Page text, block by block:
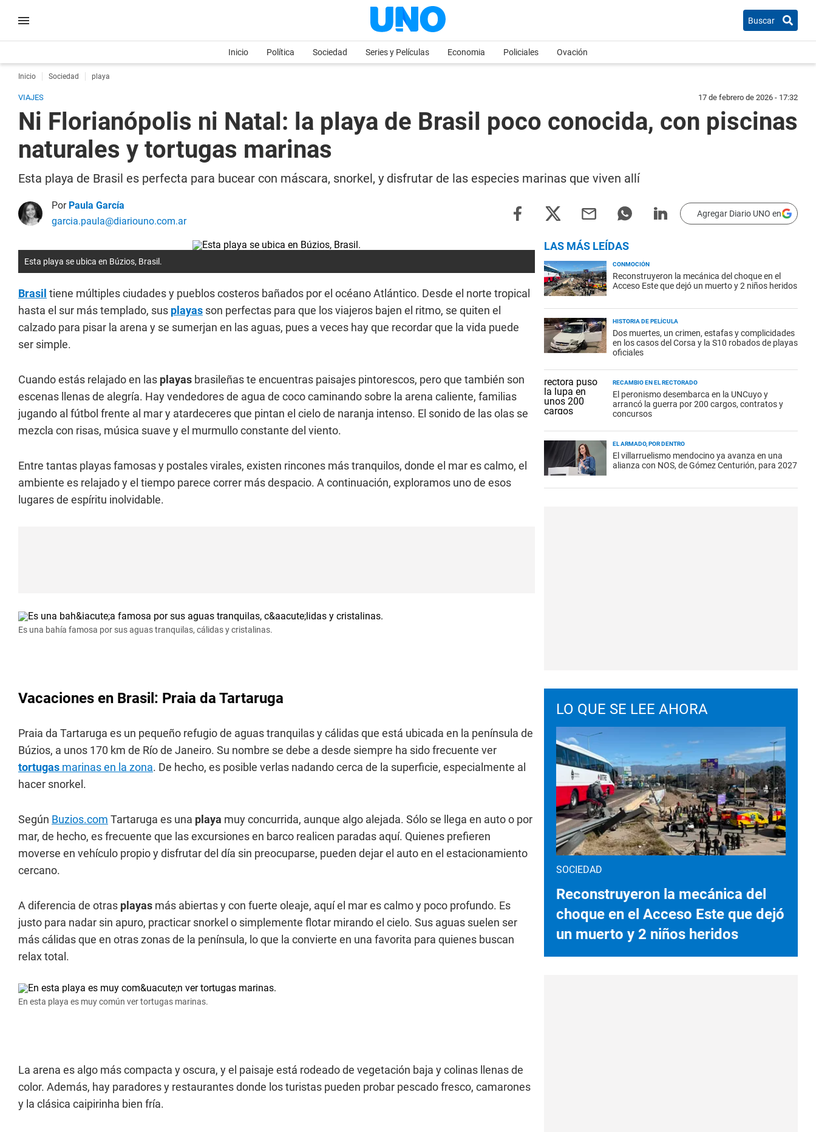
Buscar
Inicio Política Sociedad Series y Películas Economia Policiales Ovación
Inicio Sociedad playa
VIAJES 17 de febrero de 2026 - 17:32
Ni Florianópolis ni Natal: la playa de Brasil poco conocida, con piscinas
naturales y tortugas marinas
Esta playa de Brasil es perfecta para bucear con máscara, snorkel, y disfrutar de las especies marinas que viven allí
Por Paula García
garcia.paula@diariouno.com.ar
Agregar Diario UNO en
Esta playa se ubica en Búzios, Brasil.
Brasil tiene múltiples ciudades y pueblos costeros bañados por el océano Atlántico. Desde el norte tropical
hasta el sur más templado, sus playas son perfectas para que los viajeros bajen el ritmo, se quiten el
calzado para pisar la arena y se sumerjan en las aguas, pues a veces hay que recordar que la vida puede
ser simple.
Cuando estás relajado en las playas brasileñas te encuentras paisajes pintorescos, pero que también son
escenas llenas de alegría. Hay vendedores de agua de coco caminando sobre la arena caliente, familias
jugando al fútbol frente al mar y atardeceres que pintan el cielo de naranja intenso. El sonido de las olas se
mezcla con risas, música suave y el murmullo constante del viento.
Entre tantas playas famosas y postales virales, existen rincones más tranquilos, donde el mar es calmo, el
ambiente es relajado y el tiempo parece correr más despacio. A continuación, exploramos uno de esos
lugares de espíritu inolvidable.
Es una bahía famosa por sus aguas tranquilas, cálidas y cristalinas.
Vacaciones en Brasil: Praia da Tartaruga
Praia da Tartaruga es un pequeño refugio de aguas tranquilas y cálidas que está ubicada en la península de
Búzios, a unos 170 km de Río de Janeiro. Su nombre se debe a desde siempre ha sido frecuente ver
tortugas marinas en la zona. De hecho, es posible verlas nadando cerca de la superficie, especialmente al
hacer snorkel.
Según Buzios.com Tartaruga es una playa muy concurrida, aunque algo alejada. Sólo se llega en auto o por
mar, de hecho, es frecuente que las excursiones en barco realicen paradas aquí. Quienes prefieren
moverse en vehículo propio y disfrutar del día sin preocuparse, pueden dejar el auto en el estacionamiento
cercano.
A diferencia de otras playas más abiertas y con fuerte oleaje, aquí el mar es calmo y poco profundo. Es
justo para nadar sin apuro, practicar snorkel o simplemente flotar mirando el cielo. Sus aguas suelen ser
más cálidas que en otras zonas de la península, lo que la convierte en una favorita para quienes buscan
relax total.
En esta playa es muy común ver tortugas marinas.
La arena es algo más compacta y oscura, y el paisaje está rodeado de vegetación baja y colinas llenas de
color. Además, hay paradores y restaurantes donde los turistas pueden probar pescado fresco, camarones
y la clásica caipirinha bien fría.
LAS MÁS LEÍDAS
CONMOCIÓN
Reconstruyeron la mecánica del choque en el
Acceso Este que dejó un muerto y 2 niños heridos
HISTORIA DE PELÍCULA
Dos muertes, un crimen, estafas y complicidades
en los casos del Corsa y la S10 robados de playas
oficiales
RECAMBIO EN EL RECTORADO
El peronismo desembarca en la UNCuyo y
arrancó la guerra por 200 cargos, contratos y
concursos
EL ARMADO, POR DENTRO
El villarruelismo mendocino ya avanza en una
alianza con NOS, de Gómez Centurión, para 2027
LO QUE SE LEE AHORA
SOCIEDAD
Reconstruyeron la mecánica del
choque en el Acceso Este que dejó
un muerto y 2 niños heridos